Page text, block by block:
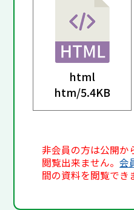
html
htm/5.4KB
非会員の方は公開か
閲覧出来ません。会
間の資料を閲覧でき